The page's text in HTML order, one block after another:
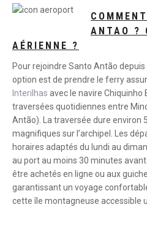
ANTAO ?
AÉRIENNE ?
Pour rejoindre Santo Antão
option est de prendre le ferry
Interilhas avec le navire
traversées quotidiennes entre
Antão). La traversée dure environ
magnifiques sur l’archipel. Les
horaires adaptés du lundi au
au port au moins 30 minutes
être achetés en ligne ou aux
garantissant un voyage
cette île montagneuse accessible